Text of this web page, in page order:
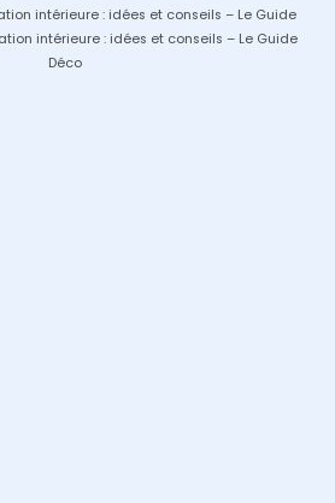
intérieure : idées et conseils – Le Guide
intérieure : idées et conseils – Le Guide
Déco